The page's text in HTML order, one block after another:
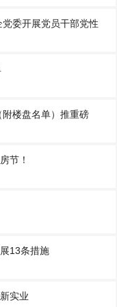
委开展党员干部党性
附楼盘名单）推重磅
节！
13条措施
实业